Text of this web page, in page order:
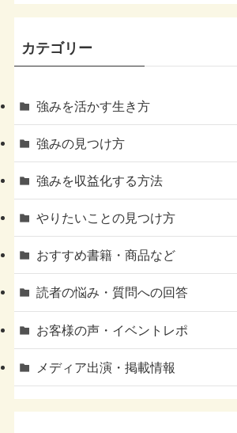
カテゴリー
強みを活かす生き方
強みの見つけ方
強みを収益化する方法
やりたいことの見つけ方
おすすめ書籍・商品など
読者の悩み・質問への回答
お客様の声・イベントレポ
メディア出演・掲載情報